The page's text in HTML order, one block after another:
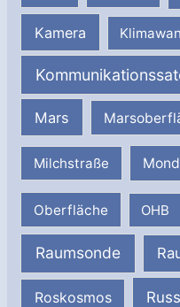
Kamera
Mars
Milchstraße Mond
Oberfläche OHB
Raumsonde
Roskosmos